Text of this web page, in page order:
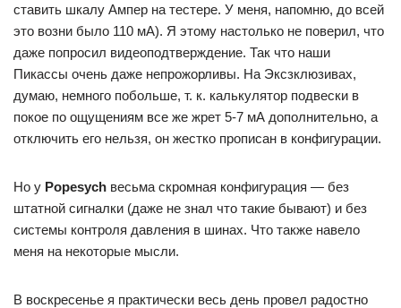
ставить шкалу Ампер на тестере. У меня, напомню, до всей
это возни было 110 мА). Я этому настолько не поверил, что
даже попросил видеоподтверждение. Так что наши
Пикассы очень даже непрожорливы. На Эксзклюзивах,
думаю, немного побольше, т. к. калькулятор подвески в
покое по ощущениям все же жрет 5-7 мА дополнительно, а
отключить его нельзя, он жестко прописан в конфигурации.
Но у Popesych весьма скромная конфигурация — без
штатной сигналки (даже не знал что такие бывают) и без
системы контроля давления в шинах. Что также навело
меня на некоторые мысли.
В воскресенье я практически весь день провел радостно